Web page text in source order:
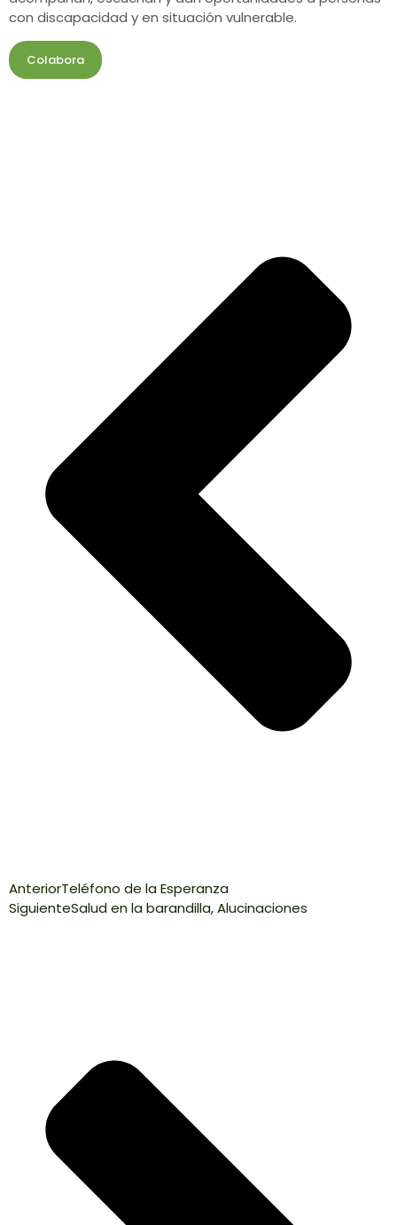
con discapacidad y en situación vulnerable.
Colabora
AnteriorTeléfono de la Esperanza
SiguienteSalud en la barandilla, Alucinaciones